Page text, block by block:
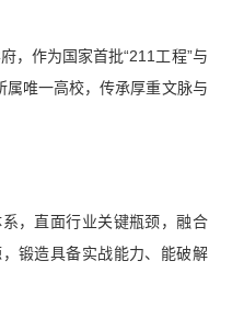
，作为国家首批“211工程”与
属唯一高校，传承厚重文脉与
，直面行业关键瓶颈，融合
锻造具备实战能力、能破解